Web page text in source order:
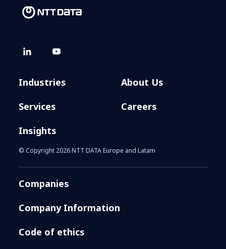
Industries
Services
Insights
About Us
Careers
© Copyright 2026 NTT DATA Europe and Latam
Companies
Company Information
Code of ethics